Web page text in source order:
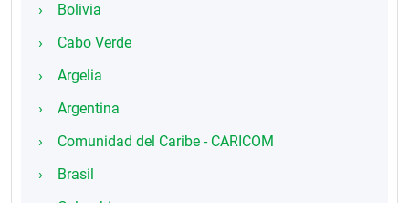
Bolivia
Cabo Verde
Argelia
Argentina
Comunidad del Caribe - CARICOM
Brasil